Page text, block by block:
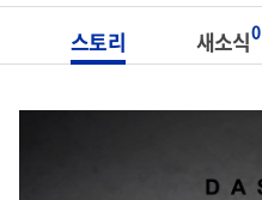
스토리 새소식0